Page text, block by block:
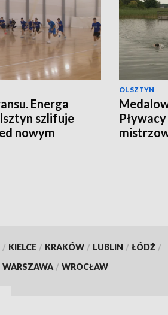
Energa
szlifuje
nowym
OLSZTYN
/ KIELCE / KRAKÓW / LUBLIN / ŁÓDŹ /
WARSZAWA / WROCŁAW